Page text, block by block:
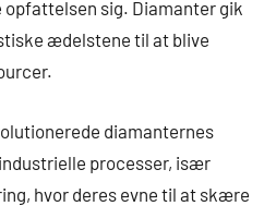
sig. Diamanter gik
ædelstene til at blive
diamanternes
processer, især
hvor deres evne til at skære